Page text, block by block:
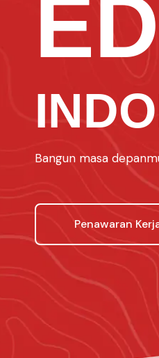
Bangun masa
Penawaran